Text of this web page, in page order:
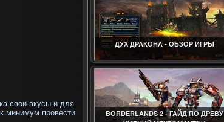
свои вкусы и для
минимум провести
ДУХ ДРАКОНА - ОБЗОР ИГРЫ
BORDERLANDS 2 - ГАЙД ПО ДРЕВУ